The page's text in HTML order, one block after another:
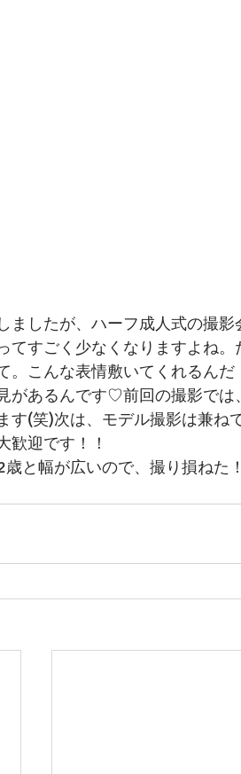
ましたが、ハーフ成人式の撮
てすごく少なくなりますよね
。こんな表情敷いてくれるん
があるんです♡前回の撮影で
す(笑)次は、モデル撮影は兼ね
歓迎です！！
歳と幅が広いので、撮り損ね